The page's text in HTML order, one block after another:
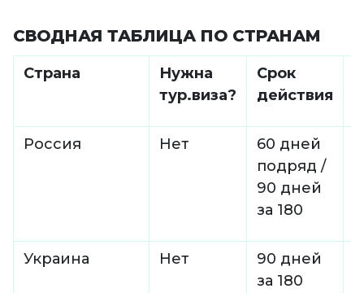
СВОДНАЯ ТАБЛИЦА ПО СТРАНАМ
Страна
Нужна
тур.виза?
Срок
действия
Россия Нет
60 дней
подряд /
90 дней
за 180
Украина Нет
90 дней
за 180